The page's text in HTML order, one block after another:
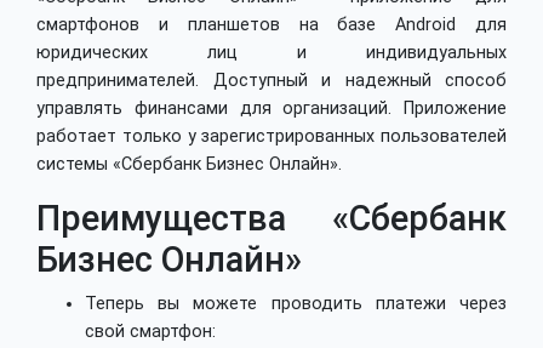
смартфонов и планшетов на базе Android для
юридических лиц и индивидуальных
предпринимателей. Доступный и надежный способ
управлять финансами для организаций. Приложение
работает только у зарегистрированных пользователей
системы «Сбербанк Бизнес Онлайн».
Преимущества «Сбербанк
Бизнес Онлайн»
Теперь вы можете проводить платежи через
свой смартфон: